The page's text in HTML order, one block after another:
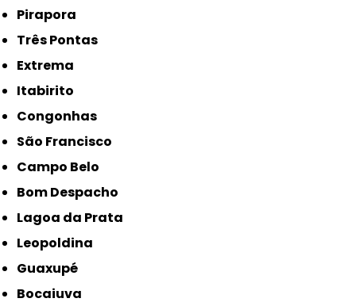
Pirapora
Três Pontas
Extrema
Itabirito
Congonhas
São Francisco
Campo Belo
Bom Despacho
Lagoa da Prata
Leopoldina
Guaxupé
Bocaiuva